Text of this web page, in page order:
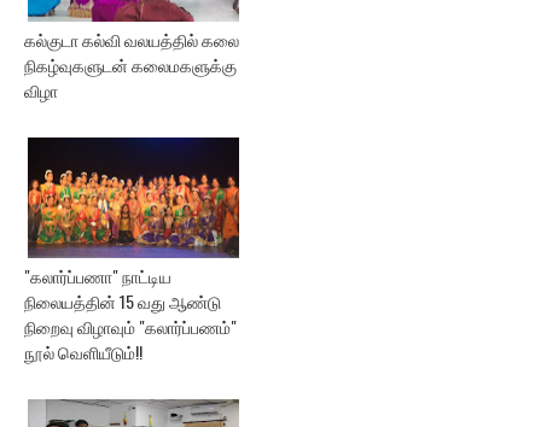
கல்குடா கல்வி வலயத்தில் கலை
நிகழ்வுகளுடன் கலைமகளுக்கு
விழா
"கலார்ப்பணா" நாட்டிய
நிலையத்தின் 15 வது ஆண்டு
நிறைவு விழாவும் "கலார்ப்பணம்"
நூல் வெளியீடும்!!